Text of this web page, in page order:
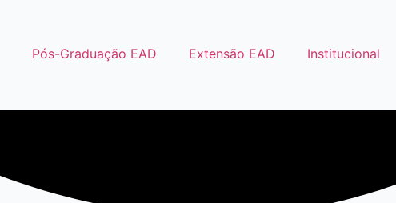
Pós-Graduação EAD Extensão EAD Institucional